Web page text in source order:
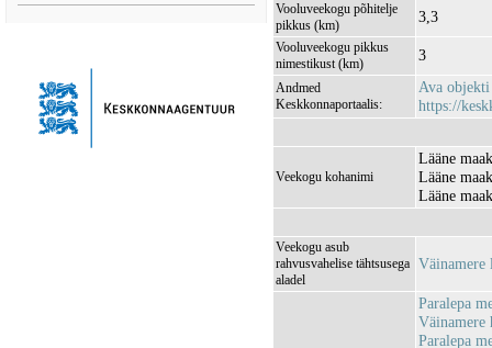
Vooluveekogu põhitelje
pikkus (km)
3,3
Vooluveekogu pikkus
nimestikust (km)
3
Andmed
Keskkonnaportaalis:
Ava objekti
https://
Veekogu kohanimi
Lääne
Lääne
Lääne
Veekogu asub
rahvusvahelise tähtsusega
aladel
Väinamere
Paralepa
Väinamere
Paralepa